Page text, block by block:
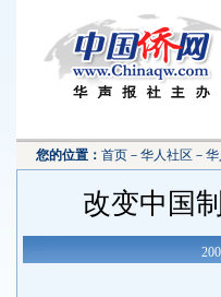
您的位置： 首页 － 华人社区 － 华
改变中国